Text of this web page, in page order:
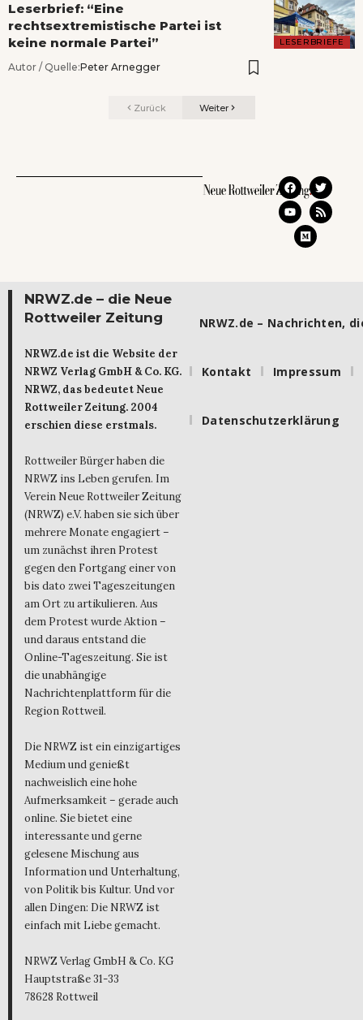
LESERBRIEFE
Leserbrief: “Eine
rechtsextremistische Partei ist
keine normale Partei”
Autor / Quelle:Peter Arnegger
Zurück Weiter
NRWZ.de – die Neue
Rottweiler Zeitung
NRWZ.de ist die Website der
NRWZ Verlag GmbH & Co. KG.
NRWZ, das bedeutet Neue
Rottweiler Zeitung. 2004
erschien diese erstmals.
Rottweiler Bürger haben die
NRWZ ins Leben gerufen. Im
Verein Neue Rottweiler Zeitung
(NRWZ) e.V. haben sie sich über
mehrere Monate engagiert –
um zunächst ihren Protest
gegen den Fortgang einer von
bis dato zwei Tageszeitungen
am Ort zu artikulieren. Aus
dem Protest wurde Aktion –
und daraus entstand die
Online-Tageszeitung. Sie ist
die unabhängige
Nachrichtenplattform für die
Region Rottweil.
Die NRWZ ist ein einzigartiges
Medium und genießt
nachweislich eine hohe
Aufmerksamkeit – gerade auch
online. Sie bietet eine
interessante und gerne
gelesene Mischung aus
Information und Unterhaltung,
von Politik bis Kultur. Und vor
allen Dingen: Die NRWZ ist
einfach mit Liebe gemacht.
NRWZ Verlag GmbH & Co. KG
Hauptstraße 31-33
78628 Rottweil
NRWZ.de – Nachrichten,
Kontakt Impressum
Datenschutzerklärung